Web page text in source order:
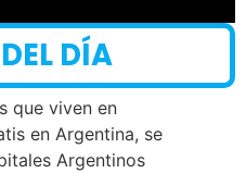
DÍA
que viven en
en Argentina, se
Argentinos